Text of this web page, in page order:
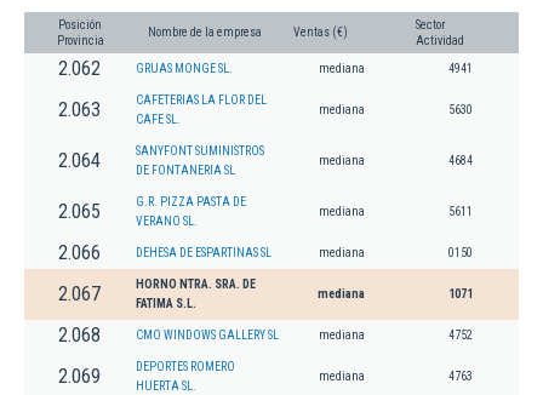
Posición
Provincia
Nombre de la empresa Ventas (€)
Sector
Actividad
2.062 GRUAS MONGE SL. mediana 4941
2.063
CAFETERIAS LA FLOR DEL
CAFE SL.
mediana 5630
2.064
SANYFONT SUMINISTROS
DE FONTANERIA SL
mediana 4684
2.065
G.R. PIZZA PASTA DE
VERANO SL.
mediana 5611
2.066 DEHESA DE ESPARTINAS SL mediana 0150
2.067
HORNO NTRA. SRA. DE
FATIMA S.L.
mediana 1071
2.068 CMO WINDOWS GALLERY SL mediana 4752
2.069
DEPORTES ROMERO
HUERTA SL.
mediana 4763